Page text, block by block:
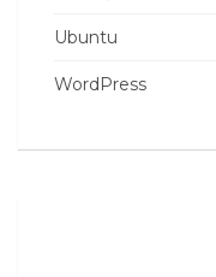
Ubuntu
WordPress